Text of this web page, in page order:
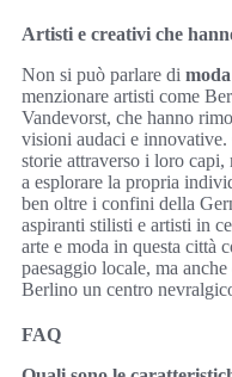
Artisti e creativi che
Non si può parlare di
menzionare artisti come
Vandevorst, che hanno
visioni audaci e
storie attraverso i loro capi,
a esplorare la propria
ben oltre i confini della
aspiranti stilisti e artisti in
arte e moda in questa città
paesaggio locale, ma
Berlino un centro
FAQ